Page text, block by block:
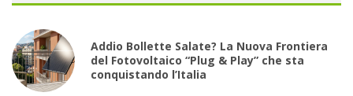
Addio Bollette Salate? La Nuova Frontiera
del Fotovoltaico “Plug & Play” che sta
conquistando l’Italia